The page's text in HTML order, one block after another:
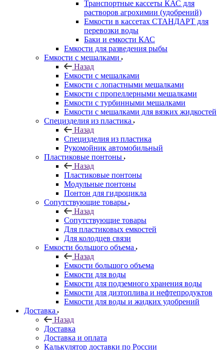
Транспортные кассеты КАС для
растворов агрохимии (удобрений)
Емкости в кассетах СТАНДАРТ для
перевозки воды
Баки и емкости КАС
Емкости для разведения рыбы
Емкости с мешалками
Назад
Емкости с мешалками
Емкости с лопастными мешалками
Емкости с пропеллерными мешалками
Емкости с турбинными мешалками
Емкости с мешалками для вязких жидкостей
Специзделия из пластика
Назад
Специзделия из пластика
Рукомойник автомобильный
Пластиковые понтоны
Назад
Пластиковые понтоны
Модульные понтоны
Понтон для гидроцикла
Сопутствующие товары
Назад
Сопутствующие товары
Для пластиковых емкостей
Для колодцев связи
Емкости большого объема
Назад
Емкости большого объема
Емкости для воды
Емкости для подземного хранения воды
Емкости для дизтоплива и нефтепродуктов
Емкости для воды и жидких удобрений
Доставка
Назад
Доставка
Доставка и оплата
Калькулятор доставки по России